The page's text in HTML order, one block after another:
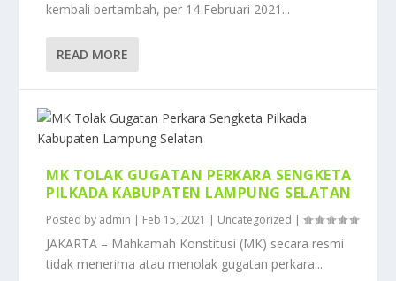
kembali bertambah, per 14 Februari 2021...
READ MORE
MK TOLAK GUGATAN PERKARA SENGKETA
PILKADA KABUPATEN LAMPUNG SELATAN
Posted by admin | Feb 15, 2021 | Uncategorized |
JAKARTA – Mahkamah Konstitusi (MK) secara resmi
tidak menerima atau menolak gugatan perkara...